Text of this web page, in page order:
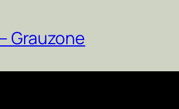
Grauzone